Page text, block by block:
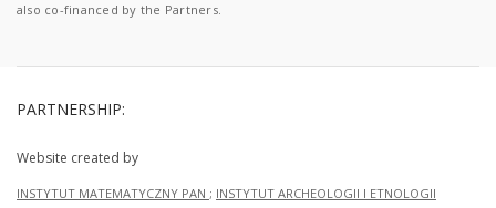
also co-financed by the Partners.
PARTNERSHIP:
Website created by
INSTYTUT MATEMATYCZNY PAN ; INSTYTUT ARCHEOLOGII I ETNOLOGII